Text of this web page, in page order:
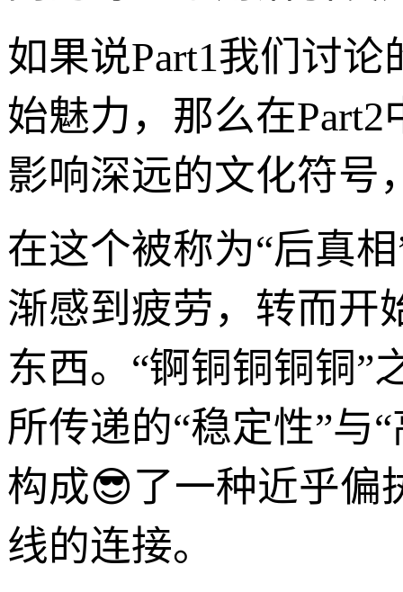
如果说Part1我们讨
始魅力，那么在
影响深远的文化符号
在这个被称为“后真
渐感到疲劳，转而开
东西。“锕铜铜铜铜”
所传递的“稳定性”与
构成😎了一种近乎
线的连接。